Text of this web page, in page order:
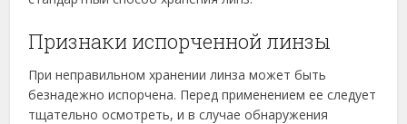
Признаки испорченной линзы
При неправильном хранении линза может быть
безнадежно испорчена. Перед применением ее следует
тщательно осмотреть, и в случае обнаружения